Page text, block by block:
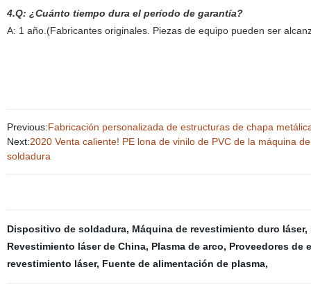
4.Q: ¿Cuánto tiempo dura el período de garantía?
A: 1 año.(Fabricantes originales. Piezas de equipo pueden ser
Previous:Fabricación personalizada de estructuras de chapa
Next:2020 Venta caliente! PE lona de vinilo de PVC de la máquina
soldadura
Dispositivo de soldadura, Máquina de revestimiento duro láser,
Revestimiento láser de China, Plasma de arco, Proveedores de
revestimiento láser, Fuente de alimentación de plasma,